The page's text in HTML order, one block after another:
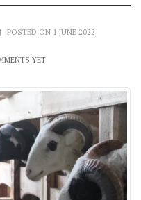
POSTED ON 1 JUNE 2022
YET